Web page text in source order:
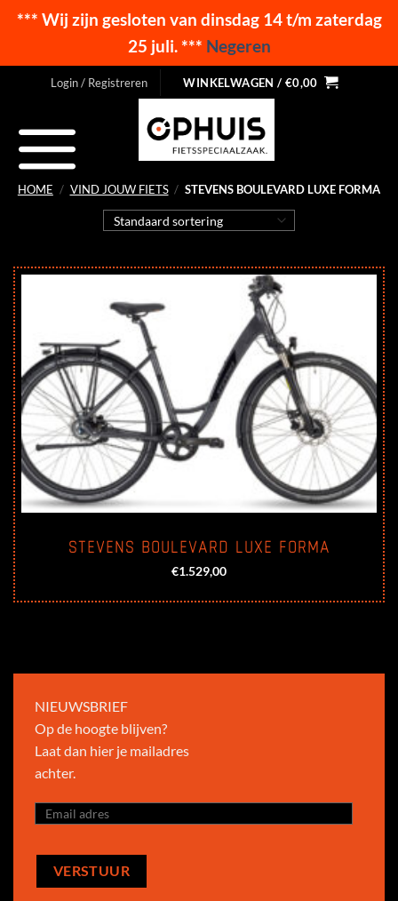
*** Wij zijn gesloten van dinsdag 14 t/m zaterdag
25 juli. *** Negeren
Login / Registreren WINKELWAGEN / €0,00
HOME / VIND JOUW FIETS / STEVENS BOULEVARD LUXE FORMA
STEVENS BOULEVARD LUXE FORMA
€1.529,00
NIEUWSBRIEF
Op de hoogte blijven?
Laat dan hier je mailadres
achter.